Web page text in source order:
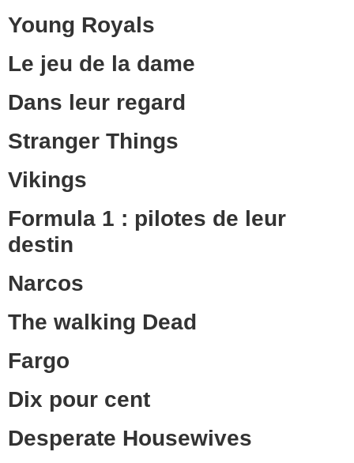
Young Royals
Le jeu de la dame
Dans leur regard
Stranger Things
Vikings
Formula 1 : pilotes de leur
destin
Narcos
The walking Dead
Fargo
Dix pour cent
Desperate Housewives